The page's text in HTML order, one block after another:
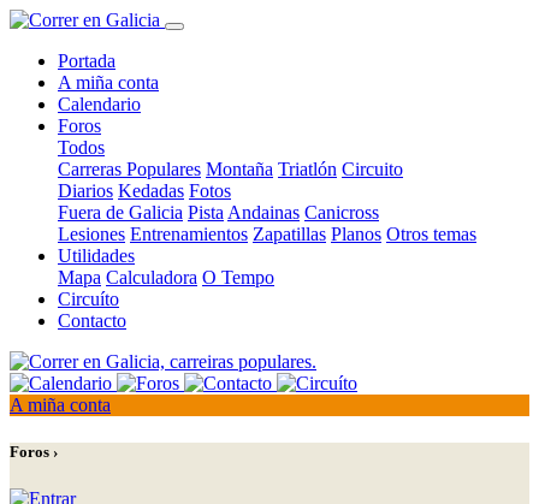
Portada
A miña conta
Calendario
Foros
Todos
Carreras Populares Montaña Triatlón Circuito
Diarios Kedadas Fotos
Fuera de Galicia Pista Andainas Canicross
Lesiones Entrenamientos Zapatillas Planos Otros temas
Utilidades
Mapa Calculadora O Tempo
Circuíto
Contacto
A miña conta
Foros ›